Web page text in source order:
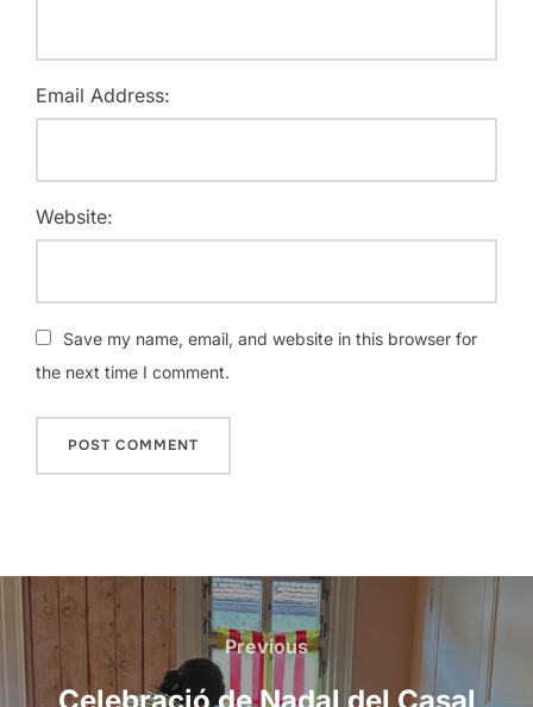
Email Address:
Website:
Save my name, email, and website in this browser for
the next time I comment.
Post
navigation
Previous
Previous